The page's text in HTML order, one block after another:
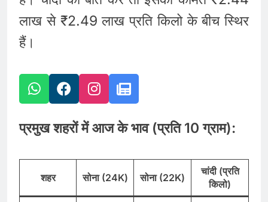
लाख से ₹2.49 लाख प्रति किलो के बीच स्थिर
हैं।
प्रमुख शहरों में आज के भाव (प्रति 10 ग्राम):
शहर सोना (24K) सोना (22K)
चांदी (प्रति
किलो)